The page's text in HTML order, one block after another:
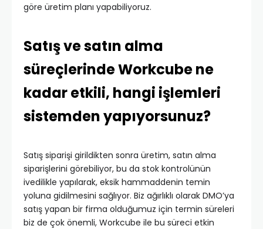
göre üretim planı yapabiliyoruz.
Satış ve satın alma
süreçlerinde Workcube ne
kadar etkili, hangi işlemleri
sistemden yapıyorsunuz?
Satış siparişi girildikten sonra üretim, satın alma
siparişlerini görebiliyor, bu da stok kontrolünün
ivedilikle yapılarak, eksik hammaddenin temin
yoluna gidilmesini sağlıyor. Biz ağırlıklı olarak DMO’ya
satış yapan bir firma olduğumuz için termin süreleri
biz de çok önemli, Workcube ile bu süreci etkin